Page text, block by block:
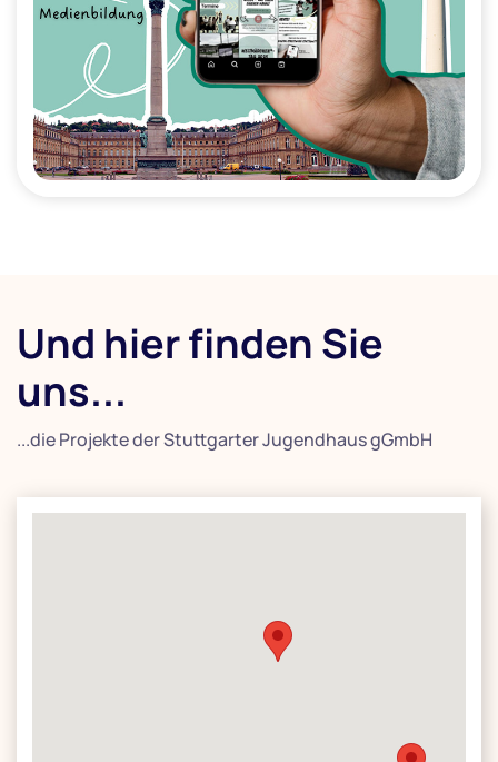
Und hier finden Sie
uns...
...die Projekte der Stuttgarter Jugendhaus gGmbH